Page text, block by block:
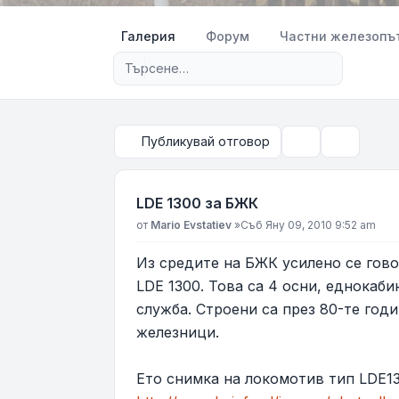
Галерия Форум Частни
Публикувай отговор
LDE 1300 за БЖК
Мнение
от Mario Evstatiev »Съб Яну 09, 2010 9:52 am
Из средите на БЖК усилено се
LDE 1300. Това са 4 осни,
служба. Строени са през 80-те
железници.
Ето снимка на локомотив тип